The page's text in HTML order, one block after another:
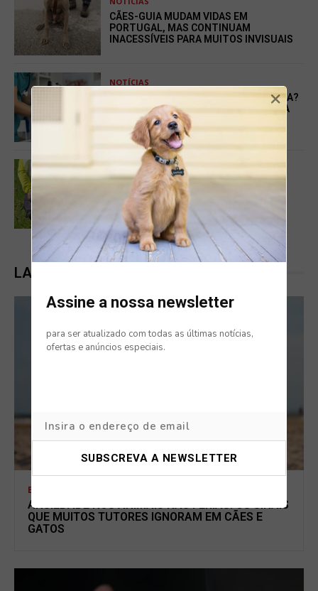
CÃES-GUIA MUDAM VIDAS EM
PORTUGAL, MAS CONTINUAM
INACESSÍVEIS PARA MUITOS INVISUAIS
NOTÍCIAS
LICENÇA PARA URGÊNCIA VETERINÁRIA?
O DEBATE QUE ESTÁ A GANHAR FORÇA
ENTRE OS TUTORES DE ANIMAIS EM
PORTUGAL
NOTÍCIAS
BICAMPEÃO NACIONAL DE PISTAGEM:
TREINADOR ALGARVIO FAZ HISTÓRIA
COM UM AUSTRALIAN KELPIE
LATEST POSTS
BLOG
ANSIEDADE NOS ANIMAIS NAS FÉRIAS: OS SINAIS
QUE MUITOS TUTORES IGNORAM EM CÃES E
GATOS
Assine a nossa newsletter
para ser atualizado com todas as últimas notícias,
ofertas e anúncios especiais.
×